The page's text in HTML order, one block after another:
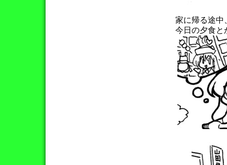
家に帰る途中
今日の夕食と